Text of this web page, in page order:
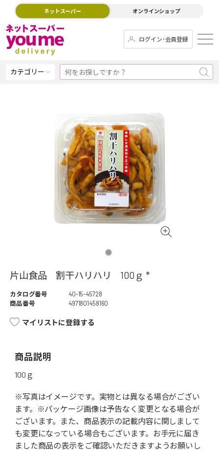
ネットスーパー オンラインショップ
ログイン･会員登録
カテゴリー
片山食品 割干ハリハリ 100ｇ *
カタログ番号
40-15-45728
商品番号
4971801458160
マイリストに登録する
商品説明
100ｇ
※写真はイメージです。実物とは異なる場合がござい
ます。※パッケージ画像は予告なく変更となる場合が
ございます。また、商品表示の記載内容に関しまして
も変更になっている場合もございます。お手元に届き
ました商品の表示をご確認いただきますようお願いし